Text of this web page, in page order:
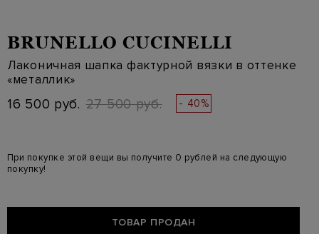
BRUNELLO CUCINELLI
Лаконичная шапка фактурной вязки в оттенке
«металлик»
16 500 руб. 27 500 руб. - 40%
При покупке этой вещи вы получите 0 рублей на следующую
покупку!
ТОВАР ПРОДАН